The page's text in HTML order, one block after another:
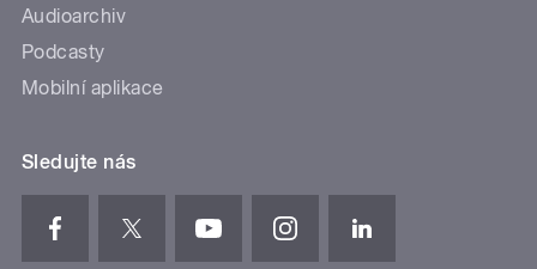
Audioarchiv
Podcasty
Mobilní aplikace
Sledujte nás